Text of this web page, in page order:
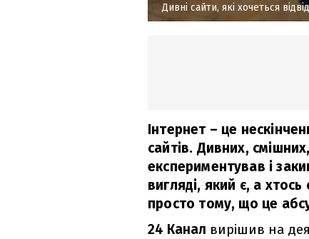
Дивні сайти, які хочеться
Інтернет – це
сайтів. Дивних,
експериментував і
вигляді, який є, а
просто тому, що це
24 Канал вирішив на